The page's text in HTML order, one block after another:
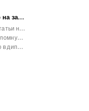
Написать вкр на заказ
Написание статьи на заказ цена
Заказать дипломную работу цена
Что написано в дипломе врача